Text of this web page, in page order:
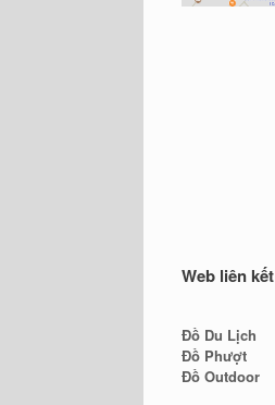
Web liên kết
Đồ Du Lịch
Đồ Phượt
Đồ Outdoor